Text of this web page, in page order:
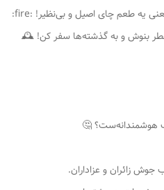
⦁ چای با طعم خاطره: سماور گازی، یعنی یه طعم چای اصیل و بی‌نظیر! :fire:
بنوش و به گذشته‌ها سفر کن! 🕰
هوشمندانه‌ست؟ 🤔
زائران و عزاداران.